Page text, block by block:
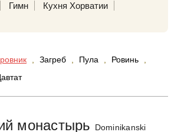
Гимн
Кухня Хорватии
Загреб Пула Ровинь
монастырь Dominikanski